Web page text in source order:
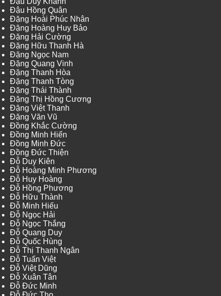
Đậu Hồng Quân
Đặng Hoài Phúc Nhân
Đặng Hoàng Huy Bảo
Đặng Hải Cường
Đặng Hữu Thanh Hà
Đặng Ngọc Nam
Đặng Quang Vinh
Đặng Thanh Hòa
Đặng Thanh Tòng
Đặng Thái Thành
Đặng Thị Hồng Cương
Đặng Việt Thanh
Đặng Văn Vũ
Đồng Khắc Cường
Đồng Minh Hiển
Đồng Minh Đức
Đồng Đức Thiện
Đỗ Duy Kiên
Đỗ Hoàng Minh Phương
Đỗ Huy Hoàng
Đỗ Hồng Phương
Đỗ Hữu Thành
Đỗ Minh Hiếu
Đỗ Ngọc Hải
Đỗ Ngọc Thắng
Đỗ Quang Duy
Đỗ Quốc Hùng
Đỗ Thị Thanh Ngân
Đỗ Tuấn Việt
Đỗ Việt Dũng
Đỗ Xuân Tân
Đỗ Đức Minh